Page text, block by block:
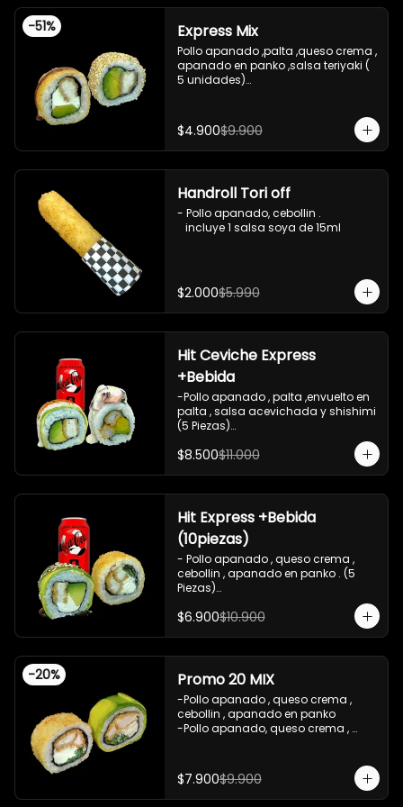
-51% Express Mix
Pollo apanado ,palta ,queso crema ,
apanado en panko ,salsa teriyaki (
5 unidades)
incluye 1 salsa de soya de 15 ml
$4.900$9.900
Handroll Tori off
- Pollo apanado, cebollin .
   incluye 1 salsa soya de 15ml
$2.000$5.990
Hit Ceviche Express
+Bebida
-Pollo apanado , palta ,envuelto en
palta , salsa acevichada y shishimi
(5 Piezas)
-Camaron cocido , palta ,ceviche
mixto , salsa acevichada ( 5 Piezas)
-Incluye 1 bebida (coca cola zero), Y
- IMAGEN REFERENCIAL
$8.500$11.000
Hit Express +Bebida
(10piezas)
- Pollo apanado , queso crema ,
cebollin , apanado en panko . (5
Piezas)
palta ,envuelto en palta , salsa
-Incluye 1 bebida ( coca cola zero)
-Imagen referencial .
$6.900$10.900
-20% Promo 20 MIX
-Pollo apanado , queso crema ,
cebollin , apanado en panko
-Pollo apanado, queso crema ,
-incluye 1 salsa de soya , 1 salsa
teriyaki
$7.900$9.900